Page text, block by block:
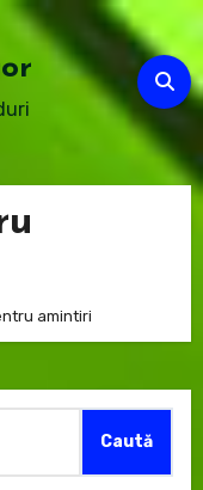
amintiri